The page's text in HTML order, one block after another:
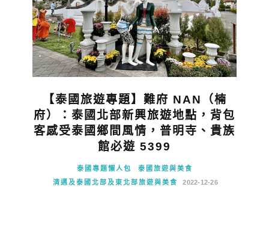
【泰國旅遊專題】難府 NAN（楠
府）：泰國北部新興旅遊地點，背包
客感受泰國鄉間風情，普明寺、貴族
館必遊 5399
泰國專題懶人包
泰國旅遊與美食
清邁及泰國北部及東北部旅遊與美食
2022-12-26